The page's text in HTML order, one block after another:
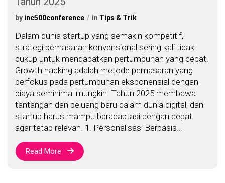
by inc500conference in Tips & Trik
Dalam dunia startup yang semakin kompetitif,
strategi pemasaran konvensional sering kali tidak
cukup untuk mendapatkan pertumbuhan yang cepat.
Growth hacking adalah metode pemasaran yang
berfokus pada pertumbuhan eksponensial dengan
biaya seminimal mungkin. Tahun 2025 membawa
tantangan dan peluang baru dalam dunia digital, dan
startup harus mampu beradaptasi dengan cepat
agar tetap relevan. 1. Personalisasi Berbasis…
Read More